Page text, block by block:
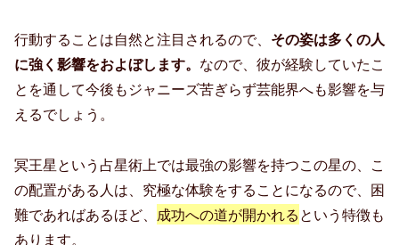
行動することは自然と注目されるので、 その姿は多くの人
に強く影響をおよぼします。 なので、彼が経験していたこ
とを通して今後もジャニーズ苦ぎらず芸能界へも影響を与
えるでしょう。
冥王星という占星術上では最強の影響を持つこの星の、こ
の配置がある人は、究極な体験をすることになるので、困
難であればあるほど、 成功への道が開かれるという特徴も
あります。